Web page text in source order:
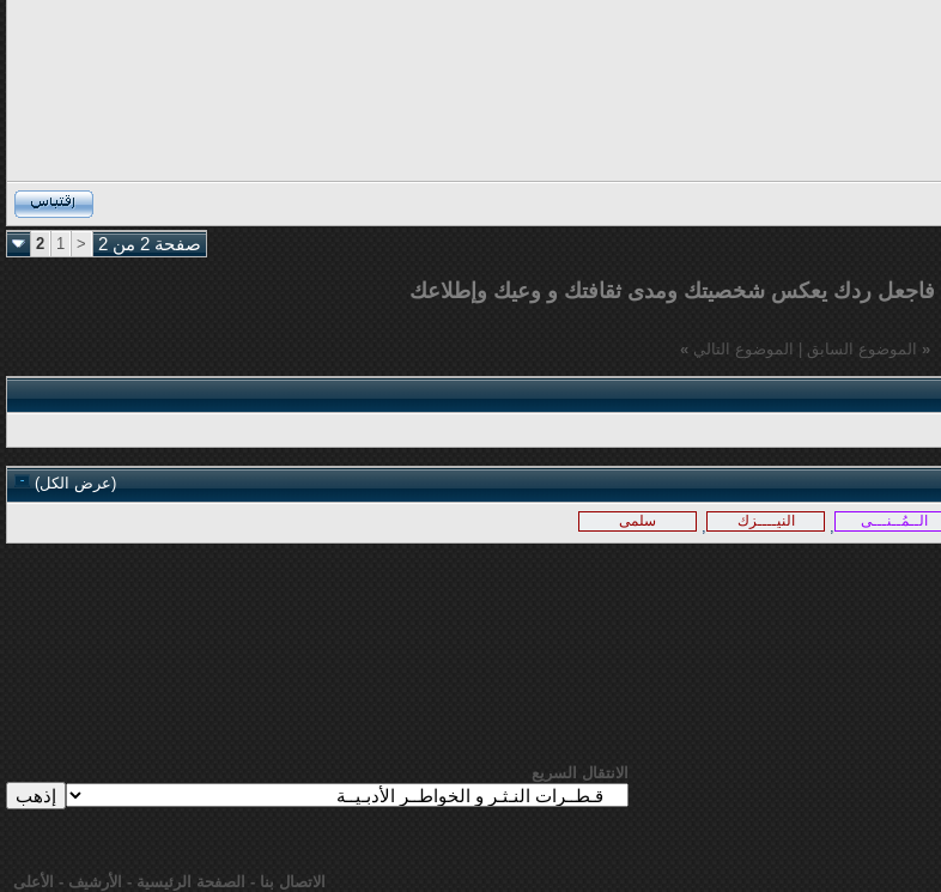
صفحة 2 من 2 <
1
2
فاجعل ردك يعكس شخصيتك ومدى ثقافتك و وعيك وإطلاعك
« الموضوع السابق | الموضوع التالي »
(عرض الكل)
الــمُــنـــى النيــــزك سلمى
الانتقال السريع
الاتصال بنا - الصفحة الرئيسية - الأرشيف - الأعلى